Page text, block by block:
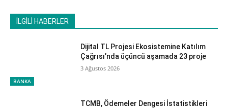
İLGİLİ HABERLER
BANKA
Dijital TL Projesi Ekosistemine Katılım
Çağrısı’nda üçüncü aşamada 23 proje
3 Ağustos 2026
TCMB, Ödemeler Dengesi İstatistikleri